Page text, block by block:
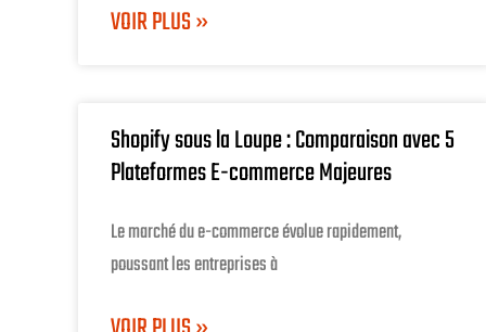
VOIR PLUS »
Shopify sous la Loupe : Comparaison avec 5
Plateformes E-commerce Majeures
Le marché du e-commerce évolue rapidement,
poussant les entreprises à